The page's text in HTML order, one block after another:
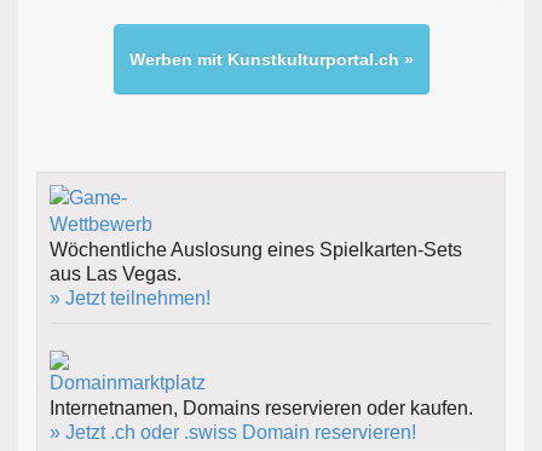
Werben mit Kunstkulturportal.ch »
Wöchentliche Auslosung eines Spielkarten-Sets
aus Las Vegas.
» Jetzt teilnehmen!
Internetnamen, Domains reservieren oder kaufen.
» Jetzt .ch oder .swiss Domain reservieren!